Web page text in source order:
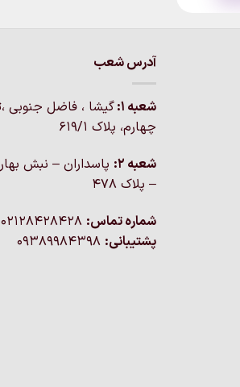
آدرس شعب
شعبه 1:
گيشا ، فاضل جنوبی
چهارم، پلاک 619/1
شعبه 2:
پاسداران – نبش
– پلاک ۴۷۸
شماره تماس:
پشتیبانی: